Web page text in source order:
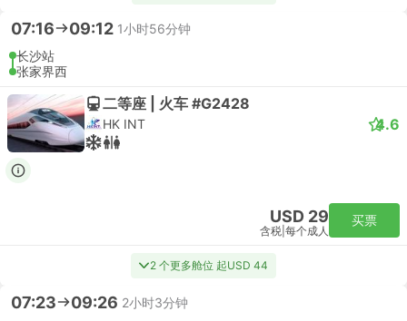
07:16 09:12 1小时56分钟
长沙站
张家界西
二等座 | 火车 #G2428
HK INT 4.6
USD 29
含税 每个成人
买票
2 个更多舱位 起USD 44
07:23 09:26 2小时3分钟